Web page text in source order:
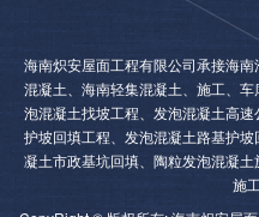
海南炽安屋面工程有限公司承接海
混凝土、海南轻集混凝土、施工、
泡混凝土找坡工程、发泡混凝土高
护坡回填工程、发泡混凝土路基护
凝土市政基坑回填、陶粒发泡混凝
施